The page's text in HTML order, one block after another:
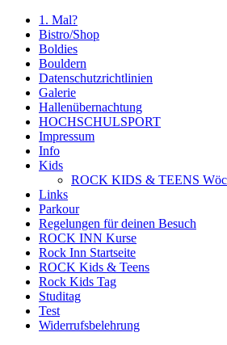
1. Mal?
Bistro/Shop
Boldies
Bouldern
Datenschutzrichtlinien
Galerie
Hallenübernachtung
HOCHSCHULSPORT
Impressum
Info
Kids
ROCK KIDS & TEENS
Links
Parkour
Regelungen für deinen Besuch
ROCK INN Kurse
Rock Inn Startseite
ROCK Kids & Teens
Rock Kids Tag
Studitag
Test
Widerrufsbelehrung